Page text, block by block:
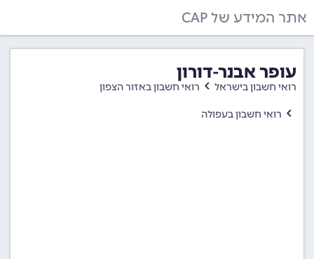
אתר המידע של CAP
עופר אבנר-דורון
רואי חשבון בישראל רואי חשבון באזור הצפון
רואי חשבון בעפולה